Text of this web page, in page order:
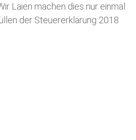
Laien machen dies nur einmal
der Steuererklärung 2018